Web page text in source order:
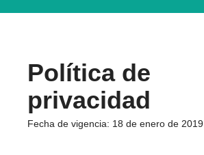
Política de
privacidad
Fecha de vigencia: 18 de enero de 2019